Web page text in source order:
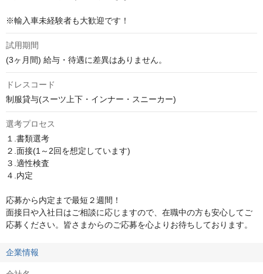
※輸入車未経験者も大歓迎です！
試用期間
(3ヶ月間) 給与・待遇に差異はありません。
ドレスコード
制服貸与(スーツ上下・インナー・スニーカー)
選考プロセス
１.書類選考
２.面接(1～2回を想定しています)
３.適性検査
４.内定
応募から内定まで最短２週間！
面接日や入社日はご相談に応じますので、在職中の方も安心してご
応募ください。皆さまからのご応募を心よりお待ちしております。
企業情報